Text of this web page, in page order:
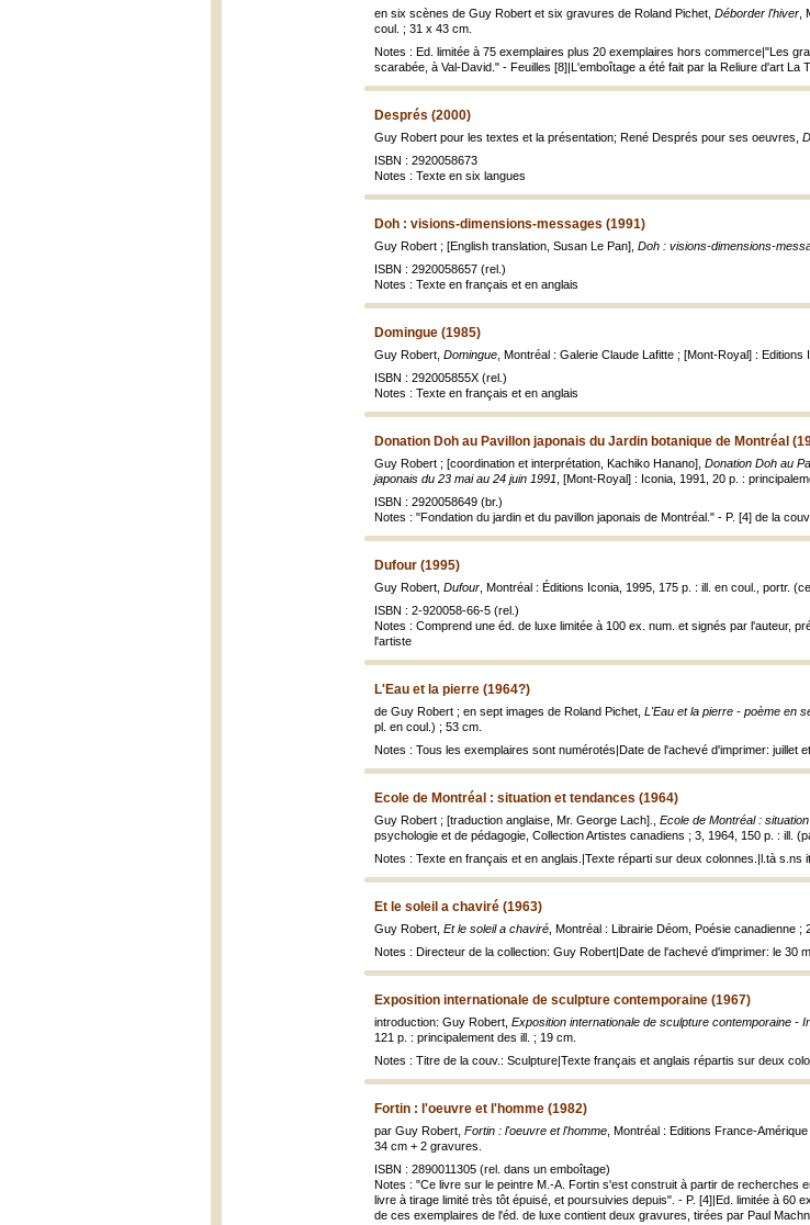
en six scènes de Guy Robert et six gravures de Roland Pichet, Déborder l'hiver
coul. ; 31 x 43 cm.
Notes : Ed. limitée à 75 exemplaires plus 20 exemplaires hors commerce|"Les
scarabée, à Val-David." - Feuilles [8]|L'emboîtage a été fait par la Reliure d'art La
Després (2000)
Guy Robert pour les textes et la présentation; René Després pour ses oeuvres,
ISBN : 2920058673
Notes : Texte en six langues
Doh : visions-dimensions-messages (1991)
Guy Robert ; [English translation, Susan Le Pan], Doh : visions-dimensions-
ISBN : 2920058657 (rel.)
Notes : Texte en français et en anglais
Domingue (1985)
Guy Robert, Domingue , Montréal : Galerie Claude Lafitte ; [Mont-Royal] :
ISBN : 292005855X (rel.)
Notes : Texte en français et en anglais
Donation Doh au Pavillon japonais du Jardin botanique de Montréal
Guy Robert ; [coordination et interprétation, Kachiko Hanano], Donation Doh au
japonais du 23 mai au 24 juin 1991 , [Mont-Royal] : Iconia, 1991, 20 p. :
ISBN : 2920058649 (br.)
Notes : "Fondation du jardin et du pavillon japonais de Montréal." - P. [4] de la couv
Dufour (1995)
Guy Robert, Dufour , Montréal : Éditions Iconia, 1995, 175 p. : ill. en coul., portr.
ISBN : 2-920058-66-5 (rel.)
Notes : Comprend une éd. de luxe limitée à 100 ex. num. et signés par l'auteur,
l'artiste
L'Eau et la pierre (1964?)
de Guy Robert ; en sept images de Roland Pichet, L'Eau et la pierre - poème en
pl. en coul.) ; 53 cm.
Notes : Tous les exemplaires sont numérotés|Date de l'achevé d'imprimer: juillet
Ecole de Montréal : situation et tendances (1964)
Guy Robert ; [traduction anglaise, Mr. George Lach]., Ecole de Montréal :
psychologie et de pédagogie, Collection Artistes canadiens ; 3, 1964, 150 p. : ill.
Notes : Texte en français et en anglais.|Texte réparti sur deux colonnes.|l.tà s.ns
Et le soleil a chaviré (1963)
Guy Robert, Et le soleil a chaviré , Montréal : Librairie Déom, Poésie canadienne ;
Notes : Directeur de la collection: Guy Robert|Date de l'achevé d'imprimer: le 30
Exposition internationale de sculpture contemporaine (1967)
introduction: Guy Robert, Exposition internationale de sculpture contemporaine -
121 p. : principalement des ill. ; 19 cm.
Notes : Titre de la couv.: Sculpture|Texte français et anglais répartis sur deux
Fortin : l'oeuvre et l'homme (1982)
par Guy Robert, Fortin : l'oeuvre et l'homme , Montréal : Editions France-
34 cm + 2 gravures.
ISBN : 2890011305 (rel. dans un emboîtage)
Notes : "Ce livre sur le peintre M.-A. Fortin s'est construit à partir de recherches
livre à tirage limité très tôt épuisé, et poursuivies depuis". - P. [4]|Ed. limitée à
de ces exemplaires de l'éd. de luxe contient deux gravures, tirées par Paul